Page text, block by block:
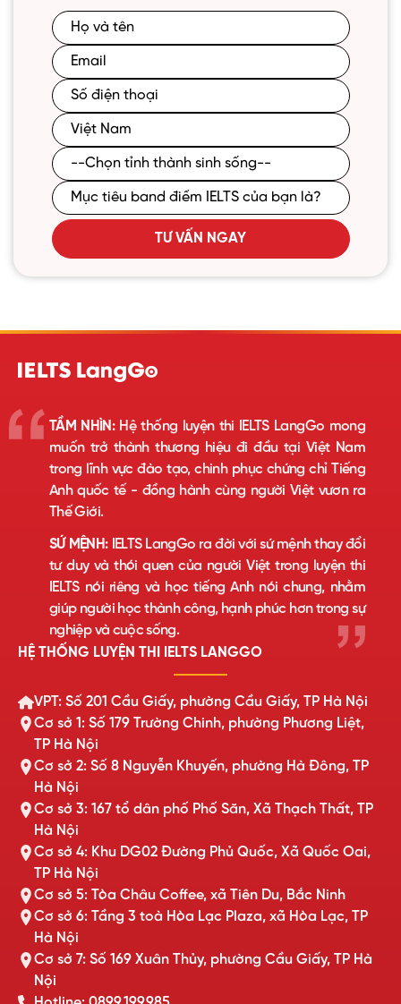
TƯ VẤN NGAY
TẦM NHÌN:Hệ thống luyện thi IELTS LangGo mong
muốn trở thành thương hiệu đi đầu tại Việt Nam
trong lĩnh vực đào tạo, chinh phục chứng chỉ Tiếng
Anh quốc tế - đồng hành cùng người Việt vươn ra
Thế Giới.
SỨ MỆNH:IELTS LangGo ra đời với sứ mệnh thay đổi
tư duy và thói quen của người Việt trong luyện thi
IELTS nói riêng và học tiếng Anh nói chung, nhằm
giúp người học thành công, hạnh phúc hơn trong sự
nghiệp và cuộc sống.
HỆ THỐNG LUYỆN THI IELTS LANGGO
VPT: Số 201 Cầu Giấy, phường Cầu Giấy, TP Hà Nội
Cơ sở 1: Số 179 Trường Chinh, phường Phương Liệt,
TP Hà Nội
Cơ sở 2: Số 8 Nguyễn Khuyến, phường Hà Đông, TP
Hà Nội
Cơ sở 3: 167 tổ dân phố Phố Săn, Xã Thạch Thất, TP
Hà Nội
Cơ sở 4: Khu DG02 Đường Phủ Quốc, Xã Quốc Oai,
TP Hà Nội
Cơ sở 5: Tòa Châu Coffee, xã Tiên Du, Bắc Ninh
Cơ sở 6: Tầng 3 toà Hòa Lạc Plaza, xã Hòa Lạc, TP
Hà Nội
Cơ sở 7: Số 169 Xuân Thủy, phường Cầu Giấy, TP Hà
Nội